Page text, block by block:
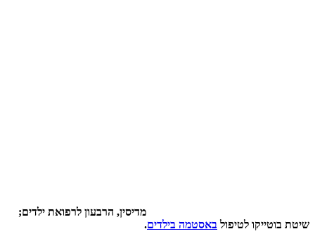
מדיסין, הרבעון לרפואת ילדים;
שיטת בוטייקו לטיפול באסטמה בילדים.